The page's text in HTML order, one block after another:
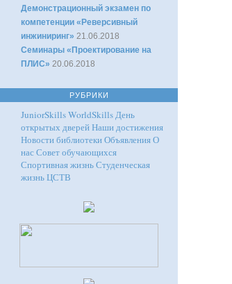
Демонстрационный экзамен по
компетенции «Реверсивный
инжиниринг» 21.06.2018
Семинары «Проектирование на
ПЛИС» 20.06.2018
РУБРИКИ
JuniorSkillsWorldSkillsДень
открытых дверейНаши достижения
Новости библиотекиОбъявленияО
насСовет обучающихся
Спортивная жизньСтуденческая
жизньЦСТВ